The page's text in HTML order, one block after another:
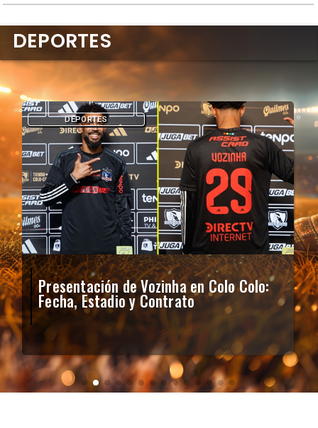
Presentación de Vozinha en Colo Colo:
Fecha, Estadio y Contrato
DEPORTES
DEPORTES